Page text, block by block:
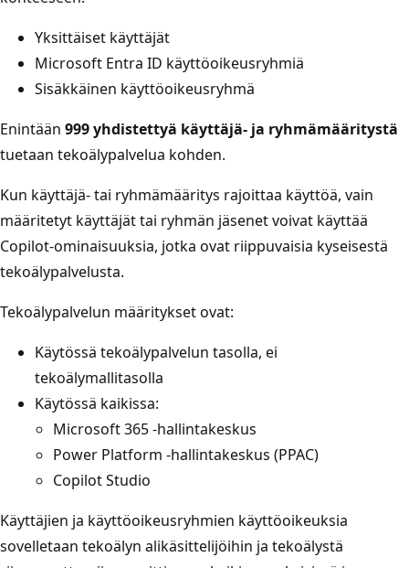
Yksittäiset käyttäjät
Microsoft Entra ID käyttöoikeusryhmiä
Sisäkkäinen käyttöoikeusryhmä
Enintään 999 yhdistettyä käyttäjä- ja ryhmämääritystä
tuetaan tekoälypalvelua kohden.
Kun käyttäjä- tai ryhmämääritys rajoittaa käyttöä, vain
määritetyt käyttäjät tai ryhmän jäsenet voivat käyttää
Copilot-ominaisuuksia, jotka ovat riippuvaisia kyseisestä
tekoälypalvelusta.
Tekoälypalvelun määritykset ovat:
Käytössä tekoälypalvelun tasolla, ei
tekoälymallitasolla
Käytössä kaikissa:
Microsoft 365 -hallintakeskus
Power Platform -hallintakeskus (PPAC)
Copilot Studio
Käyttäjien ja käyttöoikeusryhmien käyttöoikeuksia
sovelletaan tekoälyn alikäsittelijöihin ja tekoälystä